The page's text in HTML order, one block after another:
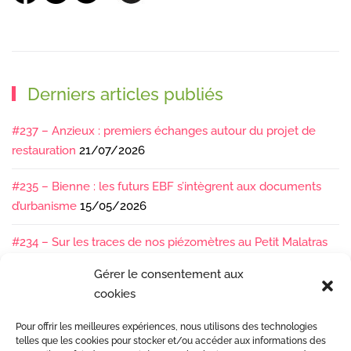
Gérer le consentement aux
cookies
Pour offrir les meilleures expériences, nous utilisons des technologies
telles que les cookies pour stocker et/ou accéder aux informations des
Derniers articles publiés
#237 – Anzieux : premiers échanges autour du projet de
restauration 21/07/2026
#235 – Bienne : les futurs EBF s’intègrent aux documents
d’urbanisme 15/05/2026
#234 – Sur les traces de nos piézomètres au Petit Malatras
#233 – Les sédiments, ça se suit en équipe !
#232 – Sur le terrain avec l’Isère : ça bouge sous nos pieds !